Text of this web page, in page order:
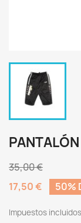
35,00 €
17,50 €
50%
Impuestos incluidos